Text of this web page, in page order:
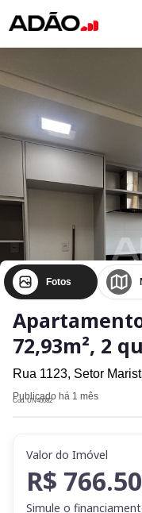
Fotos
72,93m², 2
Rua 1123, Setor
Publicado há 1 mês
Cod. UN40082
Valor do Imóvel
R$
Simule o